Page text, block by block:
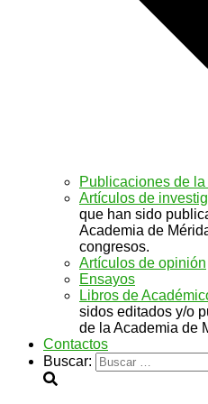
Publicaciones de
Artículos de
que han sido
Academia de
congresos.
Artículos de opinión
Ensayos
Libros de
sidos editados y/o
de la Academia de
Contactos
Buscar: